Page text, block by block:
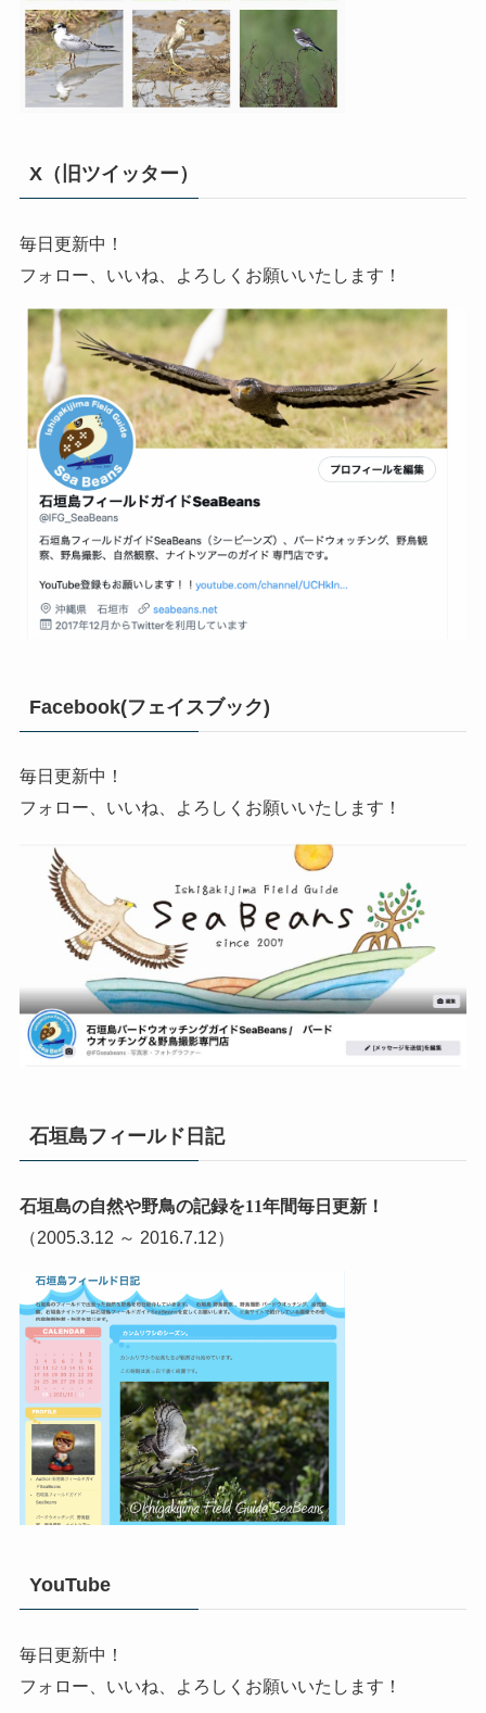
X（旧ツイッター）
毎日更新中！
フォロー、いいね、よろしくお願いいたします！
Facebook(フェイスブック)
毎日更新中！
フォロー、いいね、よろしくお願いいたします！
石垣島フィールド日記
石垣島の自然や野鳥の記録を11年間毎日更新！
（2005.3.12 ～ 2016.7.12）
YouTube
毎日更新中！
フォロー、いいね、よろしくお願いいたします！